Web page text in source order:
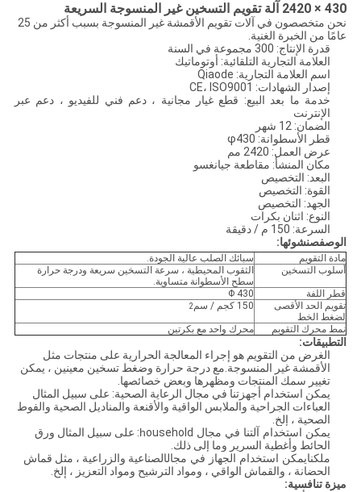
430 × 2420 آلة تقويم التسخين غير المنسوجة السريعة
نحن متخصصون في آلات تقويم الأقمشة غير المنسوجة بسبب أكثر من 25
عامًا من الخبرة الغنية.
قدرة الإنتاج: 300 مجموعة في السنة
العلامة التجارية التلقائية: أوتوماتيك
اسم العلامة التجارية: Qiaode
إصدار الشهادات: CE، ISO9001
خدمة ما بعد البيع: قطع غيار مجانية ، دعم فني للفيديو ، دعم عبر
الإنترنت
الضمان: 12 شهر
قطر الأسطوانة: φ430
عرض العمل: 2420 مم
مكان المنشأ: مقاطعة جيانغسو
البعد: التخصيص
القوة: التخصيص
الجهد: التخصيص
النوع: اثنان بكرات
السرعة: 150 م / دقيقة
الوصفصنشوئها:
مادة التقويم
سبائك الصلب عالية الجودة.
أسلوب التسخين
الثقوب المحيطية ، سرعة التسخين سريعة ودرجة حرارة
سطح الأسطوانة متساوية.
قطر اللفة
Φ 430
تقويم الحد الأقصى
لضغط الخط
150 كجم / سم 2
نمط محرك التقويم محرك واحد مع بكرتين
التطبيقات:
الغرض من التقويم هو إجراء المعالجة الحرارية على منتجات مثل
الأقمشة غير المنسوجة.مع درجة حرارة وضغط تسخين معينين ، يمكن
تغيير سمك المنتجات ومظهرها وبعض خصائصها.
يمكن استخدام أجهزتنا في مجال الرعاية الصحية: على سبيل المثال
العباءات الجراحية والملابس الواقية والأقنعة والمناديل الصحية والفوط
الصحية ، إلخ.
يمكن استخدام آلتنا في مجال h
ousehold: على سبيل المثال ورق
الحائط وأغطية السرير وما إلى ذلك.
ملكنايمكن استخدام الجهاز في مجالالصناعية والزراعية ، مثل قماش
الحضانة ، والقماش الواقي ، ومواد الترشيح ومواد التعزيز ، إلخ.
ميزة تنافسية: